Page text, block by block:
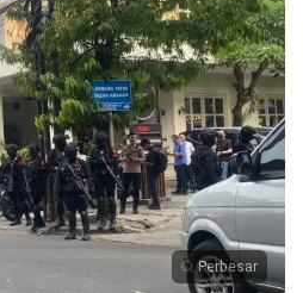
Perbesar